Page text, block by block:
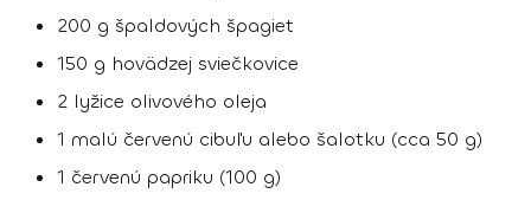
200 g špaldových špagiet
150 g hovädzej sviečkovice
2 lyžice olivového oleja
1 malú červenú cibuľu alebo šalotku (cca 50 g)
1 červenú papriku (100 g)